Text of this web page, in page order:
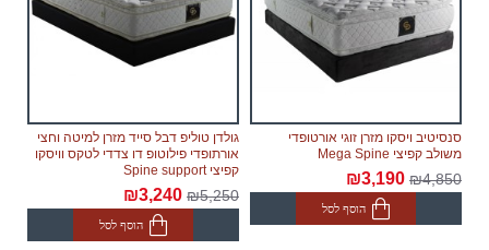
סנסיטיב ויסקו מזרן זוגי אורטופדי
משולב קפיצי Mega Spine
₪4,850
₪3,190
הוסף לסל
גולדן טוליפ דבל סייד מזרן למיטה וחצי
אורתופדי פילוטופ דו צדדי לטקס וויסקו
קפיצי Spine support
₪5,250
₪3,240
הוסף לסל